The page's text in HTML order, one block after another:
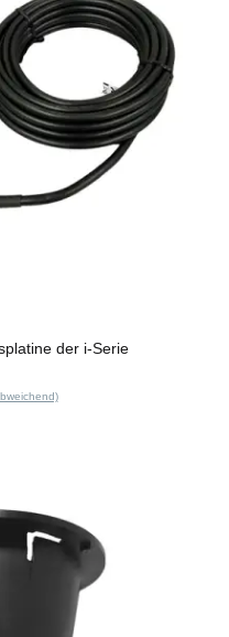
der i-Serie